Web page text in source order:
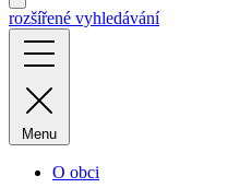
rozšířené vyhledávání
Menu
O obci